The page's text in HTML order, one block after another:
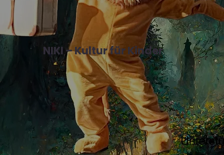
NIKI – Kultur für Kinder